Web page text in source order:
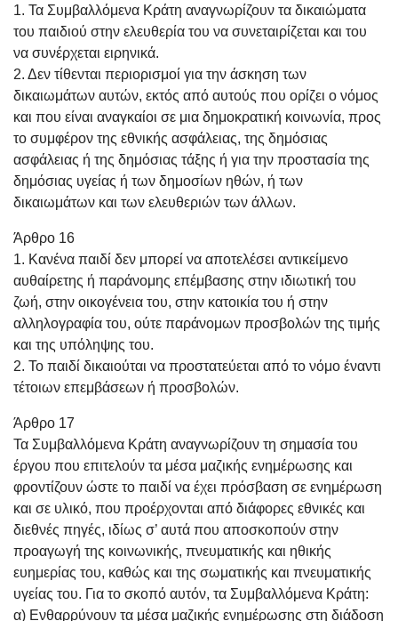
1. Τα Συμβαλλόμενα Κράτη αναγνωρίζουν τα δικαιώματα
του παιδιού στην ελευθερία του να συνεταιρίζεται και του
να συνέρχεται ειρηνικά.
2. Δεν τίθενται περιορισμοί για την άσκηση των
δικαιωμάτων αυτών, εκτός από αυτούς που ορίζει ο νόμος
και που είναι αναγκαίοι σε μια δημοκρατική κοινωνία, προς
το συμφέρον της εθνικής ασφάλειας, της δημόσιας
ασφάλειας ή της δημόσιας τάξης ή για την προστασία της
δημόσιας υγείας ή των δημοσίων ηθών, ή των
δικαιωμάτων και των ελευθεριών των άλλων.
Άρθρο 16
1. Κανένα παιδί δεν μπορεί να αποτελέσει αντικείμενο
αυθαίρετης ή παράνομης επέμβασης στην ιδιωτική του
ζωή, στην οικογένεια του, στην κατοικία του ή στην
αλληλογραφία του, ούτε παράνομων προσβολών της τιμής
και της υπόληψης του.
2. Το παιδί δικαιούται να προστατεύεται από το νόμο έναντι
τέτοιων επεμβάσεων ή προσβολών.
Άρθρο 17
Τα Συμβαλλόμενα Κράτη αναγνωρίζουν τη σημασία του
έργου που επιτελούν τα μέσα μαζικής ενημέρωσης και
φροντίζουν ώστε το παιδί να έχει πρόσβαση σε ενημέρωση
και σε υλικό, που προέρχονται από διάφορες εθνικές και
διεθνές πηγές, ιδίως σ’ αυτά που αποσκοπούν στην
προαγωγή της κοινωνικής, πνευματικής και ηθικής
ευημερίας του, καθώς και της σωματικής και πνευματικής
υγείας του. Για το σκοπό αυτόν, τα Συμβαλλόμενα Κράτη:
α) Ενθαρρύνουν τα μέσα μαζικής ενημέρωσης στη διάδοση